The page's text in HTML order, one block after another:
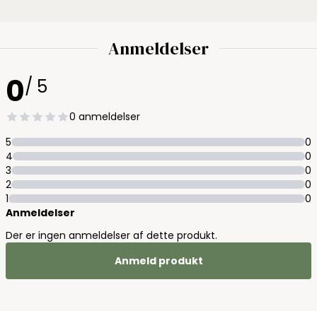
Anmeldelser
0/ 5
0 anmeldelser
5
0
4
0
3
0
2
0
1
0
Anmeldelser
Der er ingen anmeldelser af dette produkt.
Anmeld produkt